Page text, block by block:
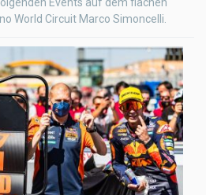
World Circuit Marco Simoncelli.